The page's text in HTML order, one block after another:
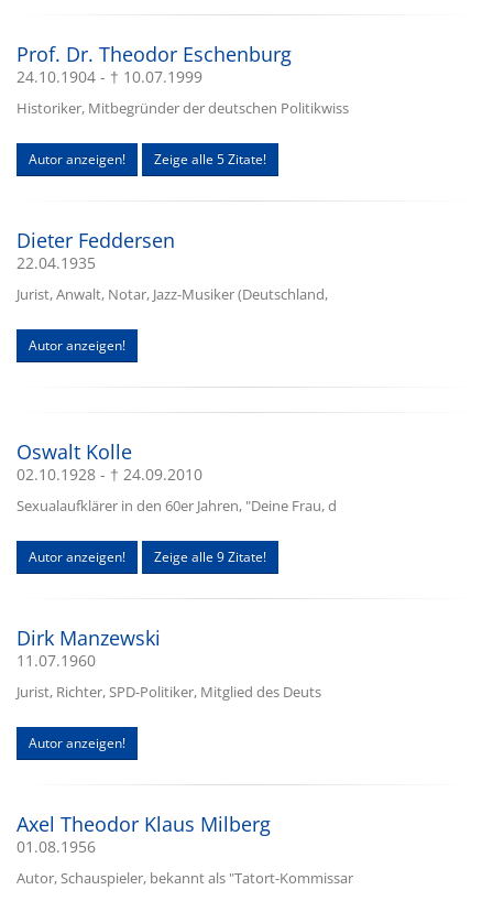
Prof. Dr. Theodor Eschenburg
24.10.1904 - † 10.07.1999
Historiker, Mitbegründer der deutschen Politikwiss
Autor anzeigen! Zeige alle 5 Zitate!
Dieter Feddersen
22.04.1935
Jurist, Anwalt, Notar, Jazz-Musiker (Deutschland,
Autor anzeigen!
Oswalt Kolle
02.10.1928 - † 24.09.2010
Sexualaufklärer in den 60er Jahren, "Deine Frau, d
Autor anzeigen! Zeige alle 9 Zitate!
Dirk Manzewski
11.07.1960
Jurist, Richter, SPD-Politiker, Mitglied des Deuts
Autor anzeigen!
Axel Theodor Klaus Milberg
01.08.1956
Autor, Schauspieler, bekannt als "Tatort-Kommissar